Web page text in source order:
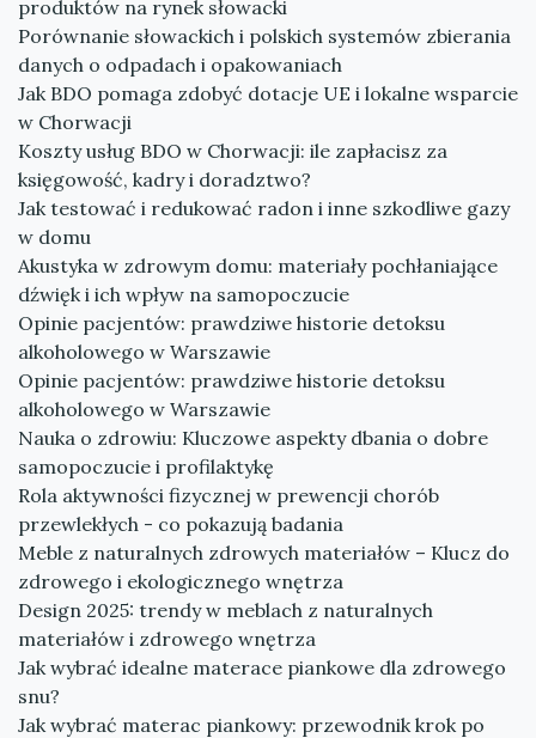
produktów na rynek słowacki
Porównanie słowackich i polskich systemów zbierania
danych o odpadach i opakowaniach
Jak BDO pomaga zdobyć dotacje UE i lokalne wsparcie
w Chorwacji
Koszty usług BDO w Chorwacji: ile zapłacisz za
księgowość, kadry i doradztwo?
Jak testować i redukować radon i inne szkodliwe gazy
w domu
Akustyka w zdrowym domu: materiały pochłaniające
dźwięk i ich wpływ na samopoczucie
Opinie pacjentów: prawdziwe historie detoksu
alkoholowego w Warszawie
Opinie pacjentów: prawdziwe historie detoksu
alkoholowego w Warszawie
Nauka o zdrowiu: Kluczowe aspekty dbania o dobre
samopoczucie i profilaktykę
Rola aktywności fizycznej w prewencji chorób
przewlekłych - co pokazują badania
Meble z naturalnych zdrowych materiałów – Klucz do
zdrowego i ekologicznego wnętrza
Design 2025: trendy w meblach z naturalnych
materiałów i zdrowego wnętrza
Jak wybrać idealne materace piankowe dla zdrowego
snu?
Jak wybrać materac piankowy: przewodnik krok po